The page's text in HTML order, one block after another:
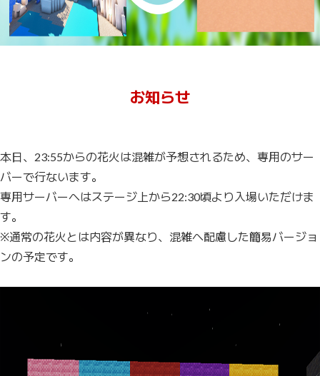
お知らせ
本日、23:55からの花火は混雑が予想されるため、専用のサー
バーで行ないます。
専用サーバーへはステージ上から22:30頃より入場いただけま
す。
※通常の花火とは内容が異なり、混雑へ配慮した簡易バージョ
ンの予定です。